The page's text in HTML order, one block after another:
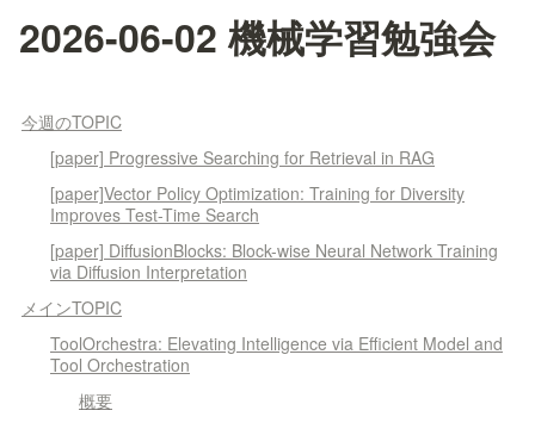
2026-06-02 機械学習勉強会
今週のTOPIC
[paper] Progressive Searching for Retrieval in RAG
[paper]Vector Policy Optimization: Training for Diversity
Improves Test-Time Search
[paper] DiffusionBlocks: Block-wise Neural Network Training
via Diffusion Interpretation
メインTOPIC
ToolOrchestra: Elevating Intelligence via Efficient Model and
Tool Orchestration
概要